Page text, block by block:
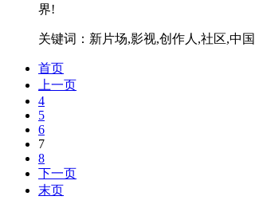
界!
关键词：新片场,影视,创作人,社区,中国
首页
上一页
4
5
6
7
8
下一页
末页